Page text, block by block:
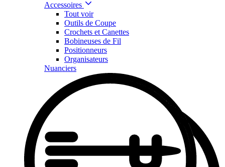
Accessoires
Tout voir
Outils de Coupe
Crochets et Canettes
Bobineuses de Fil
Positionneurs
Organisateurs
Nuanciers